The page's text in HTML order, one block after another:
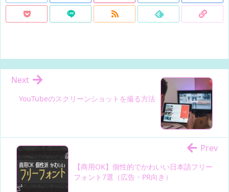
YouTubeのスクリーンショットを撮る方法
Next
【商用OK】個性的でかわいい日本語フリー
フォント7選（広告・PR向き）
Prev